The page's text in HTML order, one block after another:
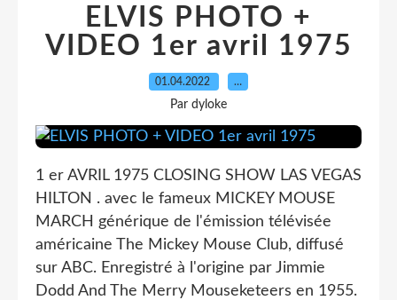
ELVIS PHOTO +
VIDEO 1er avril 1975
01.04.2022 …
Par dyloke
1 er AVRIL 1975 CLOSING SHOW LAS VEGAS
HILTON . avec le fameux MICKEY MOUSE
MARCH générique de l'émission télévisée
américaine The Mickey Mouse Club, diffusé
sur ABC. Enregistré à l'origine par Jimmie
Dodd And The Merry Mouseketeers en 1955.